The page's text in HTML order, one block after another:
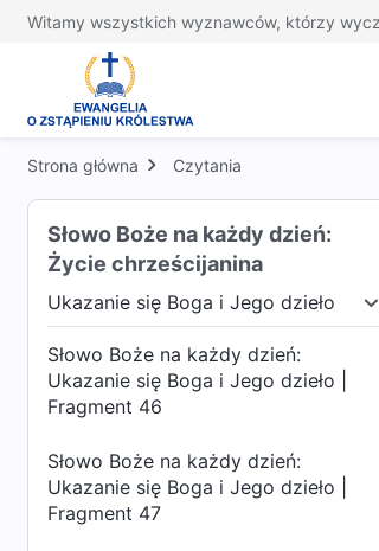
Witamy wszystkich wyznawców, którzy
Strona główna Czytania
Słowo Boże na każdy dzień:
Życie chrześcijanina
Ukazanie się Boga i Jego dzieło
dzieła Ukazanie się Boga i Jego
Słowo Boże na każdy dzień:
Ukazanie się Boga i Jego dzieło |
Fragment 46
Słowo Boże na każdy dzień:
Ukazanie się Boga i Jego dzieło |
Fragment 47